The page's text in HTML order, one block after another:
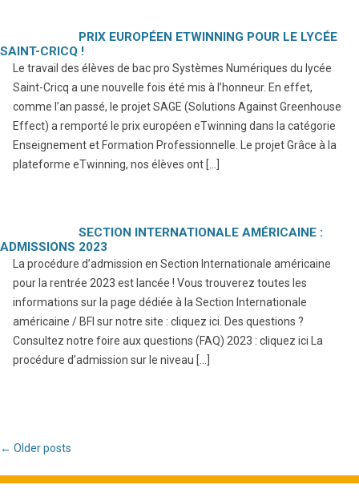
PRIX EUROPÉEN ETWINNING POUR LE LYCÉE
SAINT-CRICQ !
Le travail des élèves de bac pro Systèmes Numériques du lycée
Saint-Cricq a une nouvelle fois été mis à l’honneur. En effet,
comme l’an passé, le projet SAGE (Solutions Against Greenhouse
Effect) a remporté le prix européen eTwinning dans la catégorie
Enseignement et Formation Professionnelle. Le projet Grâce à la
plateforme eTwinning, nos élèves ont […]
SECTION INTERNATIONALE AMÉRICAINE :
ADMISSIONS 2023
La procédure d’admission en Section Internationale américaine
pour la rentrée 2023 est lancée ! Vous trouverez toutes les
informations sur la page dédiée à la Section Internationale
américaine / BFI sur notre site : cliquez ici. Des questions ?
Consultez notre foire aux questions (FAQ) 2023 : cliquez ici La
procédure d’admission sur le niveau […]
Post navigation
← Older posts